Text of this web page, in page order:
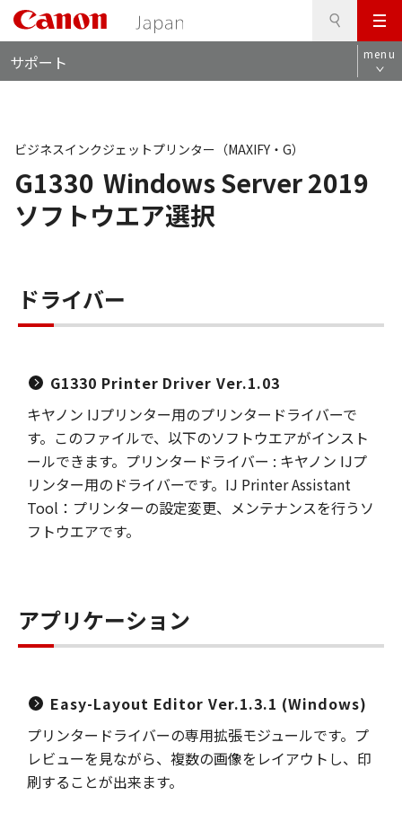
メ
ニ
ュ
サポート menu
G1330 Windows Server 2019
ソフトウエア選択
ビジネスインクジェットプリンター（MAXIFY・G）
ドライバー
G1330 Printer Driver Ver.1.03
キヤノン IJプリンター用のプリンタードライバーで
す。このファイルで、以下のソフトウエアがインスト
ールできます。プリンタードライバー : キヤノン IJプ
リンター用のドライバーです。IJ Printer Assistant
Tool：プリンターの設定変更、メンテナンスを行うソ
フトウエアです。
アプリケーション
Easy-Layout Editor Ver.1.3.1 (Windows)
プリンタードライバーの専用拡張モジュールです。プ
レビューを見ながら、複数の画像をレイアウトし、印
刷することが出来ます。